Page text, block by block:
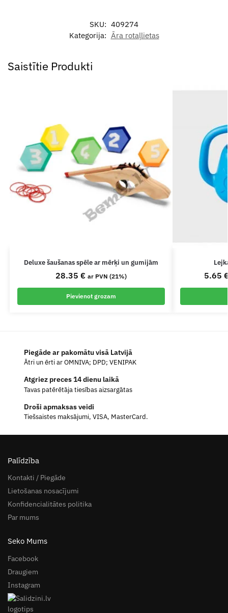
SKU: 409274
Kategorija: Āra rotaļlietas
Saistītie Produkti
Deluxe šaušanas spēle ar mērķi un gumijām
28.35 € ar PVN (21%)
Pievienot grozam
5.65
Piegāde ar pakomātu visā Latvijā
Ātri un ērti ar OMNIVA; DPD; VENIPAK
Atgriez preces 14 dienu laikā
Tavas patērētāja tiesības aizsargātas
Droši apmaksas veidi
Tiešsaistes maksājumi, VISA, MasterCard.
Palīdzība
Kontakti / Piegāde
Lietošanas nosacījumi
Konfidencialitātes politika
Par mums
Seko Mums
Facebook
Draugiem
Instagram